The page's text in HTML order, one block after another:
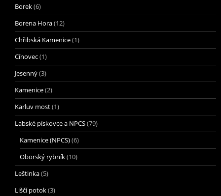
Borek(6)
Borena Hora(12)
Chřibská Kamenice(1)
Cínovec(1)
Jesenný(3)
Kamenice(2)
Karluv most(1)
Labské pískovce a NPCS(79)
Kamenice (NPCS)(6)
Oborský rybník(10)
Leštinka(5)
Liščí potok(3)